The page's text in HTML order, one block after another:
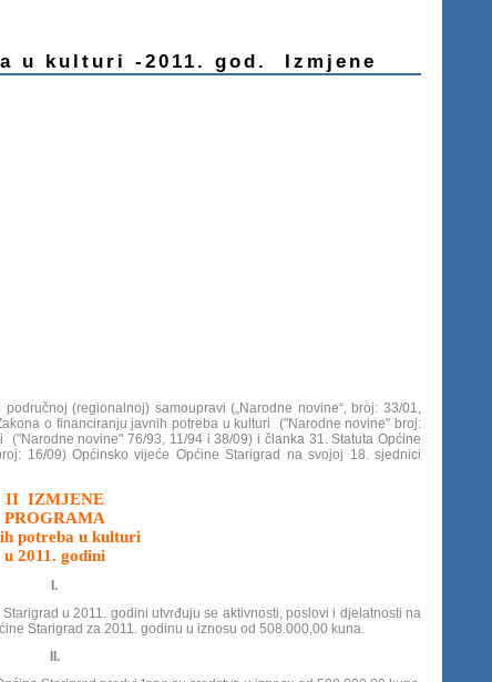
u kulturi -2011. god. Izmjene
(regionalnoj) samoupravi („Narodne novine“, broj: 33/01,
o financiranju javnih potreba u kulturi ("Narodne novine" broj:
novine" 76/93, 11/94 i 38/09) i članka 31. Statuta Općine
16/09) Općinsko vijeće Općine Starigrad na svojoj 18. sjednici
II IZMJENE
PROGRAMA
potreba u kulturi
u 2011. godini
I.
u 2011. godini utvrđuju se aktivnosti, poslovi i djelatnosti na
Starigrad za 2011. godinu u iznosu od 508.000,00 kuna.
II.